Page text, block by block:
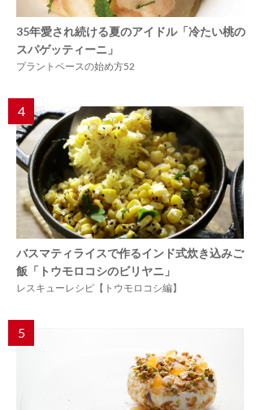
35年愛され続ける夏のアイドル「冷たい桃の
スパゲッティーニ」
プラントベースの始め方52
4
バスマティライスで作るインド式炊き込みご
飯「トウモロコシのビリヤニ」
レスキューレシピ【トウモロコシ編】
5